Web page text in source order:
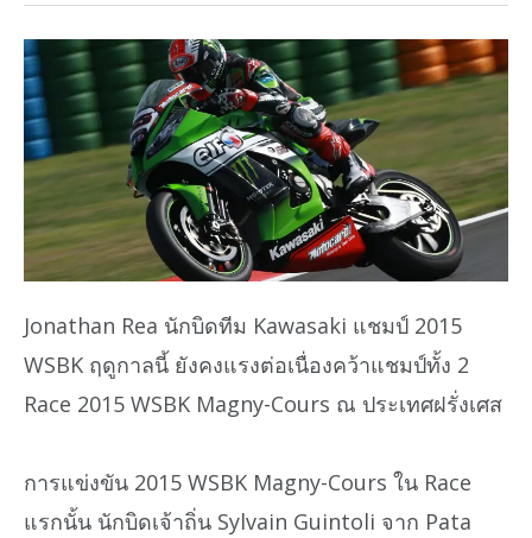
Jonathan Rea นักบิดทีม Kawasaki แชมป์ 2015
WSBK ฤดูกาลนี้ ยังคงแรงต่อเนื่องคว้าแชมป์ทั้ง 2
Race 2015 WSBK Magny-Cours ณ ประเทศฝรั่งเศส
การแข่งขัน 2015 WSBK Magny-Cours ใน Race
แรกนั้น นักบิดเจ้าถิ่น Sylvain Guintoli จาก Pata